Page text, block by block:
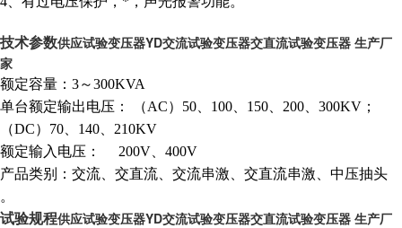
技术参数供应试验变压器YD交流试验变压器交直流试验变压器 生产厂
家
额定容量：3～300KVA
单台额定输出电压： （AC）50、100、150、200、300KV；
（DC）70、140、210KV
额定输入电压： 200V、400V
产品类别：交流、交直流、交流串激、交直流串激、中压抽头
。
试验规程供应试验变压器YD交流试验变压器交直流试验变压器 生产厂